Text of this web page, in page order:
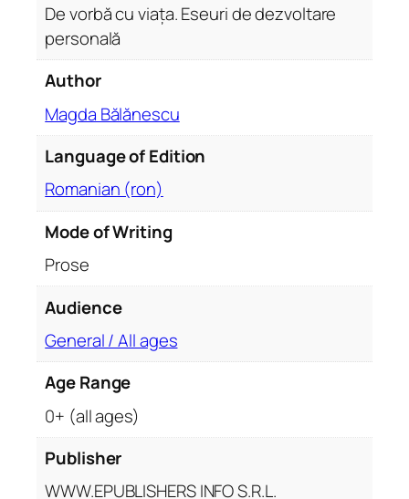
e
o
o
De vorbă cu viața. Eseuri de dezvoltare
personală
Author
Magda Bălănescu
Language of Edition
Romanian (ron)
Mode of Writing
Prose
Audience
General / All ages
Age Range
0+ (all ages)
Publisher
WWW.EPUBLISHERS INFO S.R.L.